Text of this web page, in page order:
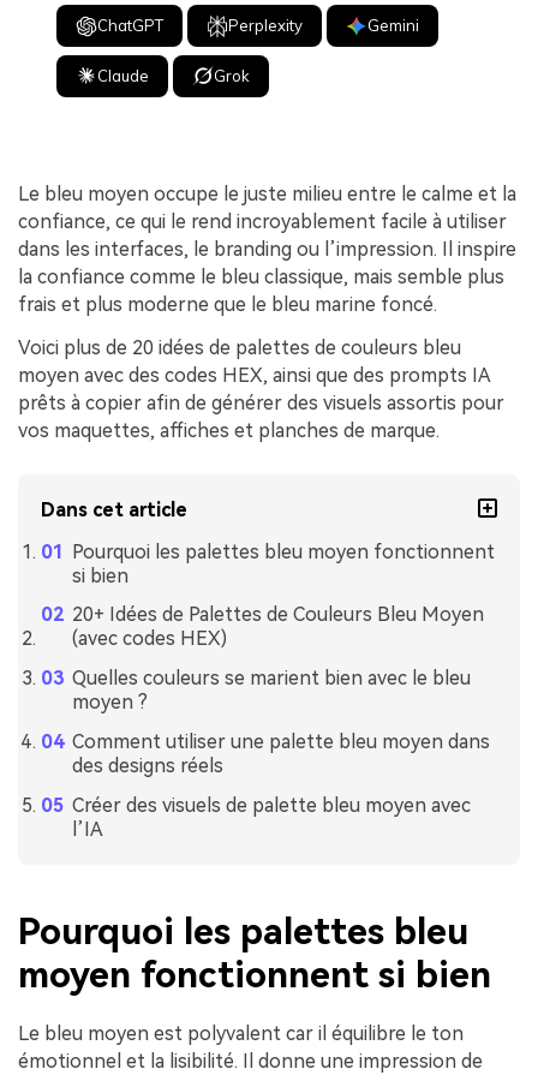
ChatGPT Perplexity Gemini
Claude Grok
Le bleu moyen occupe le juste milieu entre le calme et la
confiance, ce qui le rend incroyablement facile à utiliser
dans les interfaces, le branding ou l’impression. Il inspire
la confiance comme le bleu classique, mais semble plus
frais et plus moderne que le bleu marine foncé.
Voici plus de 20 idées de palettes de couleurs bleu
moyen avec des codes HEX, ainsi que des prompts IA
prêts à copier afin de générer des visuels assortis pour
vos maquettes, affiches et planches de marque.
Dans cet article
Pourquoi les palettes bleu moyen fonctionnent
si bien
20+ Idées de Palettes de Couleurs Bleu Moyen
(avec codes HEX)
Quelles couleurs se marient bien avec le bleu
moyen ?
Comment utiliser une palette bleu moyen dans
des designs réels
Créer des visuels de palette bleu moyen avec
l’IA
Pourquoi les palettes bleu
moyen fonctionnent si bien
Le bleu moyen est polyvalent car il équilibre le ton
émotionnel et la lisibilité. Il donne une impression de